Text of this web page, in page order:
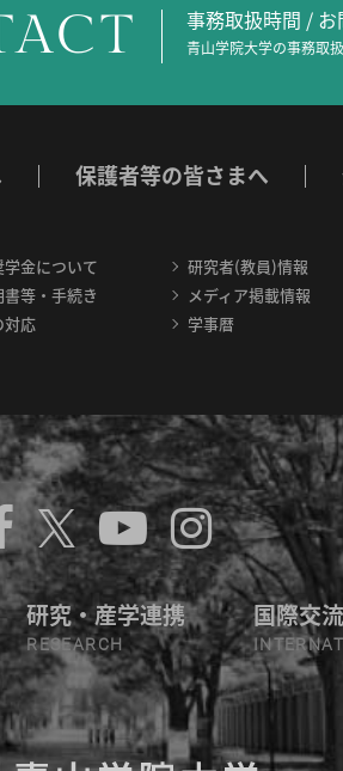
事務取扱時間 /
青山学院大学の事務取
保護者等の皆さまへ
学金について
等・手続き
対応
研究者(教員)情報
メディア掲載情報
学事暦
研究・産学連携
RESEARCH
国際交